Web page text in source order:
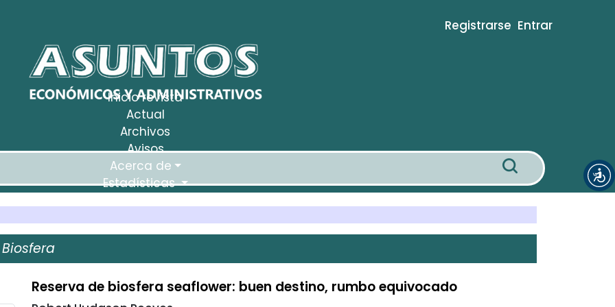
Registrarse Entrar
Inicio revista
Actual
Archivos
Avisos
Acerca de
Estadísticas
Reserva de biosfera seaflower: buen destino, rumbo equivocado